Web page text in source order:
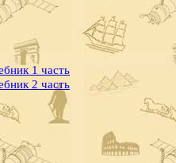
1 часть
2 часть